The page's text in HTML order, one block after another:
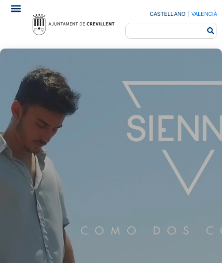
CASTELLANO VALENCIÀ